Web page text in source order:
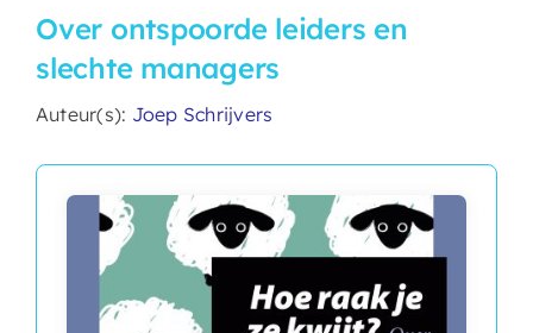
Search
Over ontspoorde leiders en
slechte managers
Auteur(s): Joep Schrijvers